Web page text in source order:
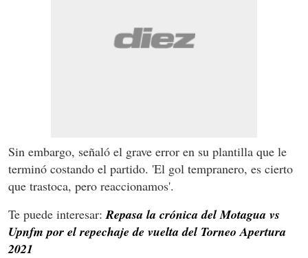
Sin embargo, señaló el grave error en su plantilla que le
terminó costando el partido. 'El gol tempranero, es cierto
que trastoca, pero reaccionamos'.
Te puede interesar: Repasa la crónica del Motagua vs
Upnfm por el repechaje de vuelta del Torneo Apertura
2021